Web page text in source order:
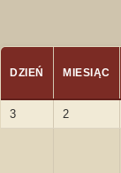
DZIEŃ MIESIĄC
3 2